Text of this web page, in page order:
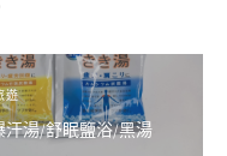
遊
湯/舒眠鹽浴/黑湯